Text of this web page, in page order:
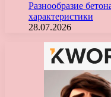
Разнообразие
характеристики
28.07.2026